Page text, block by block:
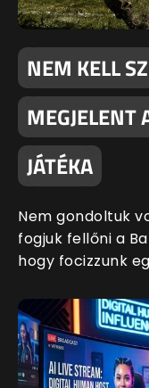
NEM KELL
MEGJELENT
JÁTÉKA
Nem gondoltuk
fogjuk fellőni a
hogy focizzunk